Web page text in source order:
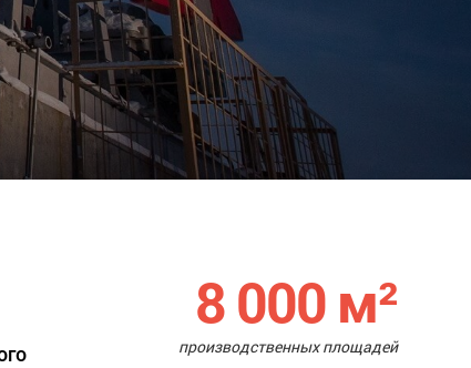
8 000м²
производственных площадей